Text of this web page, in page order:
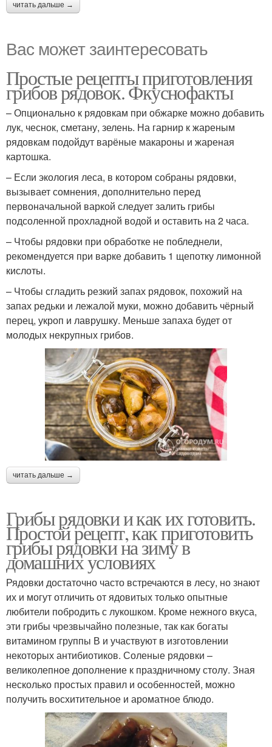
читать дальше →
Вас может заинтересовать
Простые рецепты приготовления
грибов рядовок. Фкуснофакты
– Опционально к рядовкам при обжарке можно добавить
лук, чеснок, сметану, зелень. На гарнир к жареным
рядовкам подойдут варёные макароны и жареная
картошка.
– Если экология леса, в котором собраны рядовки,
вызывает сомнения, дополнительно перед
первоначальной варкой следует залить грибы
подсоленной прохладной водой и оставить на 2 часа.
– Чтобы рядовки при обработке не побледнели,
рекомендуется при варке добавить 1 щепотку лимонной
кислоты.
– Чтобы сгладить резкий запах рядовок, похожий на
запах редьки и лежалой муки, можно добавить чёрный
перец, укроп и лаврушку. Меньше запаха будет от
молодых некрупных грибов.
читать дальше →
Грибы рядовки и как их готовить.
Простой рецепт, как приготовить
грибы рядовки на зиму в
домашних условиях
Рядовки достаточно часто встречаются в лесу, но знают
их и могут отличить от ядовитых только опытные
любители побродить с лукошком. Кроме нежного вкуса,
эти грибы чрезвычайно полезные, так как богаты
витамином группы В и участвуют в изготовлении
некоторых антибиотиков. Соленые рядовки –
великолепное дополнение к праздничному столу. Зная
несколько простых правил и особенностей, можно
получить восхитительное и ароматное блюдо.